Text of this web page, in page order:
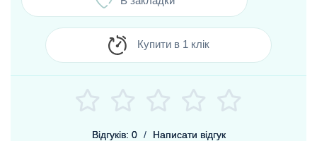
Купити в 1 клік
Відгуків: 0 / Написати відгук